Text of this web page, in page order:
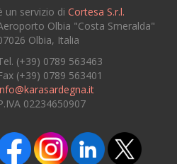
un servizio di Cortesa S.r.l.
Olbia "Costa Smeralda"
Olbia, Italia
(+39) 0789 563463
(+39) 0789 563401
02234650907